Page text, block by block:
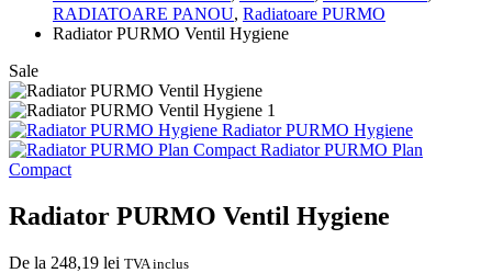
RADIATOARE PANOU, Radiatoare PURMO
Radiator PURMO Ventil Hygiene
Sale
Radiator PURMO Hygiene
Radiator PURMO Plan
Compact
Radiator PURMO Ventil Hygiene
De la 248,19 lei TVA inclus